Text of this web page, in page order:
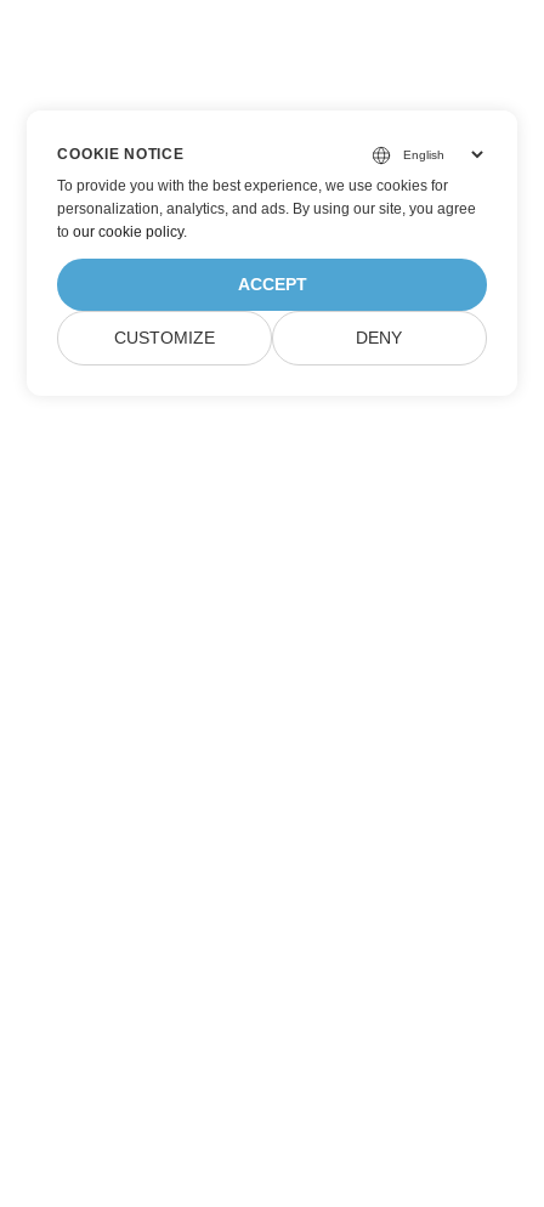
COOKIE NOTICE
To provide you with the best experience, we use cookies for
personalization, analytics, and ads. By using our site, you agree
toour cookie policy.
ACCEPT
CUSTOMIZE DENY